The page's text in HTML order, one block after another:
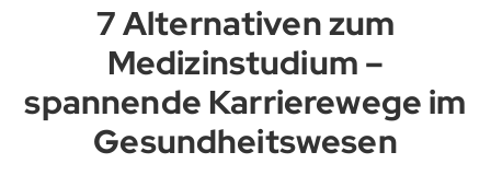
7 Alternativen zum
Medizinstudium –
spannende Karrierewege im
Gesundheitswesen